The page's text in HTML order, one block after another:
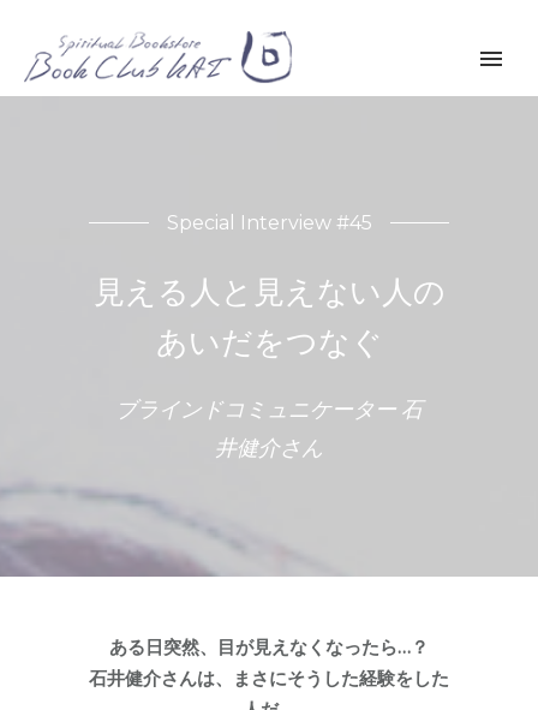
Special Interview #45
見える人と見えない人の
あいだをつなぐ
ブラインドコミュニケーター 石
井健介さん
ある日突然、目が見えなくなったら…？
石井健介さんは、まさにそうした経験をした